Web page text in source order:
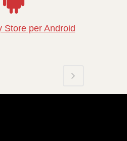
Store per Android